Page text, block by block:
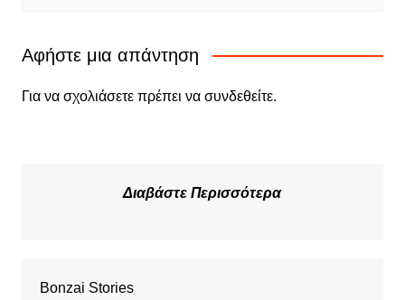
Αφήστε μια απάντηση
Για να σχολιάσετε πρέπει να συνδεθείτε.
Διαβάστε Περισσότερα
Bonzai Stories